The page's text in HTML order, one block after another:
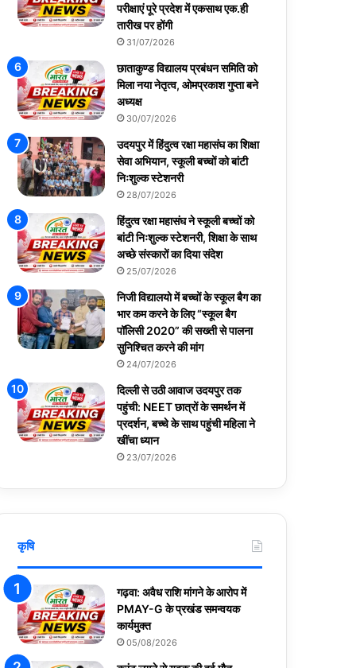
परीक्षाएं पूरे प्रदेश में एकसाथ एक.ही
तारीख पर होंगी
31/07/2026
छाताकुण्ड विद्यालय प्रबंधन समिति को
मिला नया नेतृत्व, ओमप्रकाश गुप्ता बने
अध्यक्ष
30/07/2026
उदयपुर में हिंदुत्व रक्षा महासंघ का शिक्षा
सेवा अभियान, स्कूली बच्चों को बांटी
निःशुल्क स्टेशनरी
28/07/2026
हिंदुत्व रक्षा महासंघ ने स्कूली बच्चों को
बांटी निःशुल्क स्टेशनरी, शिक्षा के साथ
अच्छे संस्कारों का दिया संदेश
25/07/2026
निजी विद्यालयो में बच्चों के स्कूल बैग का
भार कम करने के लिए “स्कूल बैग
पॉलिसी 2020” की सख्ती से पालना
सुनिश्चित करने की मांग
24/07/2026
दिल्ली से उठी आवाज उदयपुर तक
पहुंची: NEET छात्रों के समर्थन में
प्रदर्शन, बच्चे के साथ पहुंची महिला ने
खींचा ध्यान
23/07/2026
कृषि
गढ़वा: अवैध राशि मांगने के आरोप में
PMAY-G के प्रखंड समन्वयक
कार्यमुक्त
05/08/2026